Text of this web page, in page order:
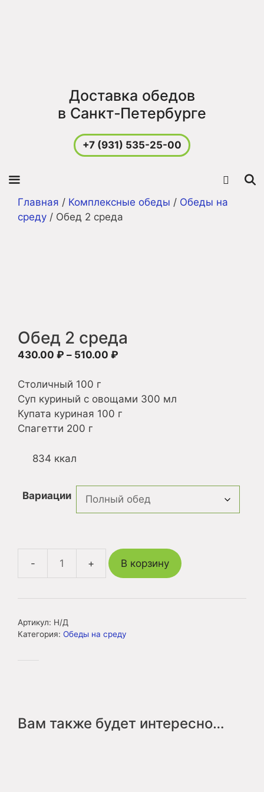
+7 (931) 535-25-00
Доставка обедов
в Санкт‑Петербурге
Меню
Главная / Комплексные обеды / Обеды на
среду / Обед 2 среда
Обед 2 среда
430.00 ₽ – 510.00 ₽
–
510.00 ₽
Столичный 100 г
Суп куриный с овощами 300 мл
Купата куриная 100 г
Спагетти 200 г
834 ккал
Вариации
Количество
Обед
среда
В корзину
Артикул: Н/Д
Категория: Обеды на среду
Вам также будет интересно…